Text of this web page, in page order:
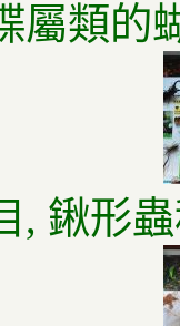
屬類的
, 鍬形